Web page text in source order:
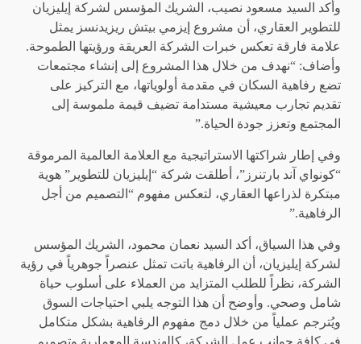
وأكد السيد مسعود نصيب، الشريك المؤسس لشركة إيليزيان
للتطوير العقاري، أن مشروع إيزمي بيتش ريزيدنسز يمثل
علامة فارقة تعكس خبرات الشركة العريقة ورؤيتها الطموحة.
وأضاف: “نهدف من خلال هذا المشروع إلى إنشاء مجتمعات
تضع رفاهية السكان في مقدمة أولوياتها، مع التركيز على
تقديم تجارب معيشية مستدامة تضيف قيمة ملموسة إلى
المجتمع وتعزز جودة الحياة.”
وفي إطار شراكتها الاستراتيجية مع العلامة العالمية المرموقة
“كونواي آند بارتنرز”، أطلقت شركة “إيليزيان للتطوير” هوية
مبتكرة لذراعها العقاري، لتعكس مفهوم “التصميم من أجل
الرفاهية.”
وفي هذا السياق، أكد السيد نعمان محمود، الشريك المؤسس
لشركة إيليزيان، أن الرفاهية باتت تمثل عنصراً جوهرياً في رؤية
الشركة، نظراً للطلب المتزايد من العملاء على أسلوب حياة
شامل وصحي. وأوضح أن هذا التوجه يلبي احتياجات السوق
ويُترجم عملياً من خلال دمج مفهوم الرفاهية بشكل متكامل